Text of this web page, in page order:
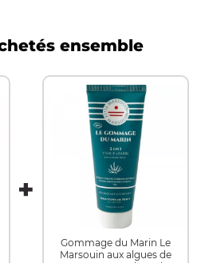
ensemble
Gommage du Marin Le
Marsouin aux algues de